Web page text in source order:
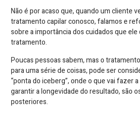
Não é por acaso que, quando um cliente
tratamento capilar conosco, falamos e
sobre a importância dos cuidados que
tratamento.
Poucas pessoas sabem, mas o
para uma série de coisas, pode ser
“ponta do iceberg”, onde o que vai fazer
garantir a longevidade do resultado, são
posteriores.